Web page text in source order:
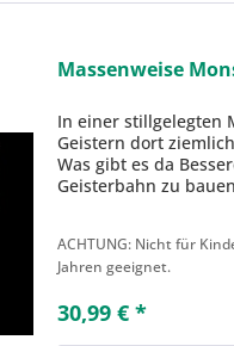
Massenweise
In einer stillgelegten
Geistern dort
Was gibt es da
Geisterbahn zu
Geisterbahn, mit
Strecken,...
ACHTUNG: Nicht für
Jahren geeignet.
30,99 € *